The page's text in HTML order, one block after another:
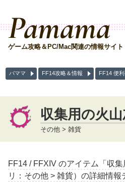
Pamama
ゲーム攻略＆PC/Mac関連の情報サイ
パママ FF14攻略＆情報 FF14 便
収集用の火
その他 > 雑貨
FF14 / FFXIV のアイテム「収
リ：その他 > 雑貨）の詳細情